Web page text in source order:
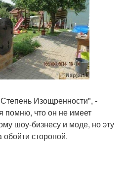
Изощренности", -
помню, что он не имеет
шоу-бизнесу и моде, но эту
обойти стороной.